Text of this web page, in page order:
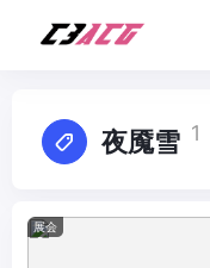
夜魇雪 1
展会